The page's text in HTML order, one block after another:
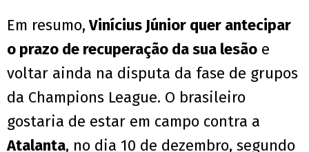
Em resumo,Vinícius Júnior quer antecipar
o prazo de recuperação da sua lesão e
voltar ainda na disputa da fase de grupos
da Champions League. O brasileiro
gostaria de estar em campo contra a
Atalanta, no dia 10 de dezembro, segundo